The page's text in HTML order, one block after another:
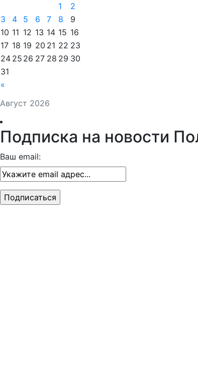
Август 2026
«
1
2
3
4 5 6 7 8
9
10 11 12 13 14 15 16
17 18 19 20 21 22 23
24 25 26 27 28 29 30
31
Подписка на новости
Ваш email: